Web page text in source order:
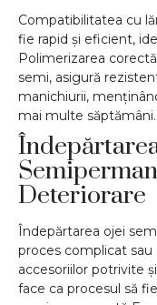
Compatibilitatea cu
fie rapid și eficient,
Polimerizarea
semi, asigură
manichiurii,
mai multe săptămâni.
Deteriorare
Îndepărtarea ojei
proces complicat sau
accesoriilor potrivite
face ca procesul să